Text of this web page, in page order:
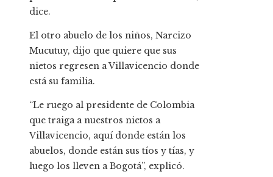
dice.
El otro abuelo de los niños, Narcizo
Mucutuy, dijo que quiere que sus
nietos regresen a Villavicencio donde
está su familia.
“Le ruego al presidente de Colombia
que traiga a nuestros nietos a
Villavicencio, aquí donde están los
abuelos, donde están sus tíos y tías, y
luego los lleven a Bogotá”, explicó.